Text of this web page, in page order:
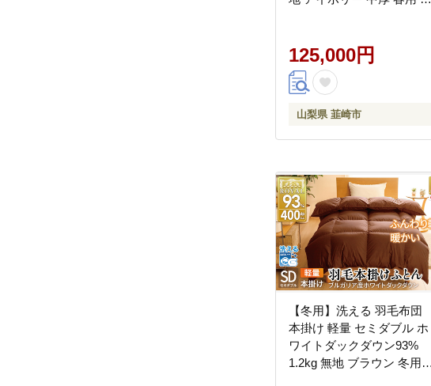
ルガリア産 コインランドリ
ー 掛け布団 ダウンかけ布
団 ふとん 羽毛ふとん 合掛
ベル
125,000円
山梨県 韮崎市
【冬用】洗える 羽毛布団
本掛け 軽量 セミダブル ホ
ワイトダックダウン93%
1.2kg 無地 ブラウン 冬用